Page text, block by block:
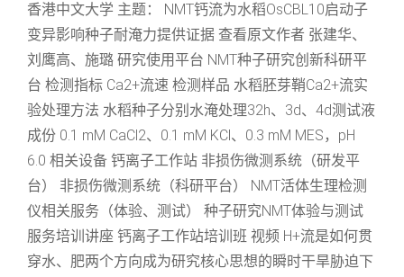
香港中文大学 主题： NMT钙流为水稻OsCBL10启动子
变异影响种子耐淹力提供证据 查看原文作者 张建华、
刘鹰高、施璐 研究使用平台 NMT种子研究创新科研平
台 检测指标 Ca2+流速 检测样品 水稻胚芽鞘Ca2+流实
验处理方法 水稻种子分别水淹处理32h、3d、4d测试液
成份 0.1 mM CaCl2、0.1 mM KCl、0.3 mM MES，pH
6.0 相关设备 钙离子工作站 非损伤微测系统（研发平
台） 非损伤微测系统（科研平台） NMT活体生理检测
仪相关服务（体验、测试） 种子研究NMT体验与测试
服务培训讲座 钙离子工作站培训班 视频 H+流是如何贯
穿水、肥两个方向成为研究核心思想的瞬时干旱胁迫下